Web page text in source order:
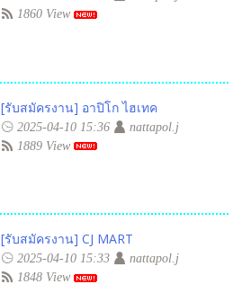
1860 View
[รับสมัครงาน] อาปิโก ไฮเทค
2025-04-10 15:36
nattapol.j
1889 View
[รับสมัครงาน] CJ MART
2025-04-10 15:33
nattapol.j
1848 View